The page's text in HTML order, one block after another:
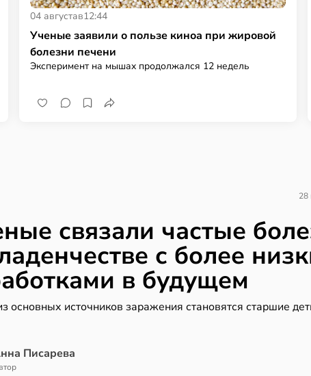
04 августав12:44
Ученые заявили о пользе киноа при жировой
болезни печени
Эксперимент на мышах продолжался 12 недель
28
связали частые
с более
в будущем
основных источников заражения становятся старшие
Писарева